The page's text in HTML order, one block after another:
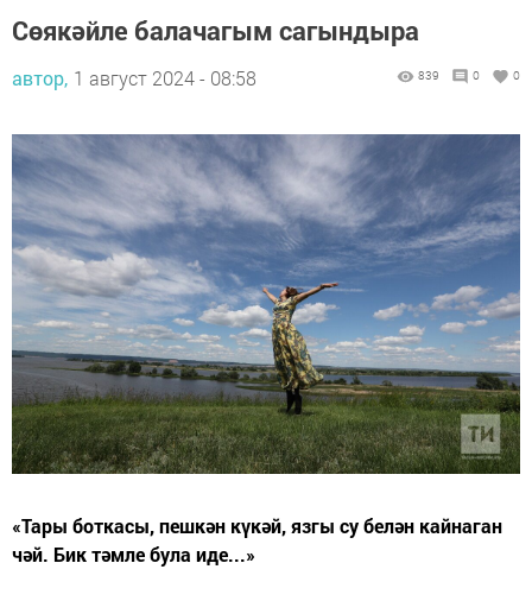
Сөякәйле балачагым сагындыра
автор, 1 август 2024 - 08:58 839 0 0
«Тары боткасы, пешкән күкәй, язгы су белән кайнаган
чәй. Бик тәмле була иде...»